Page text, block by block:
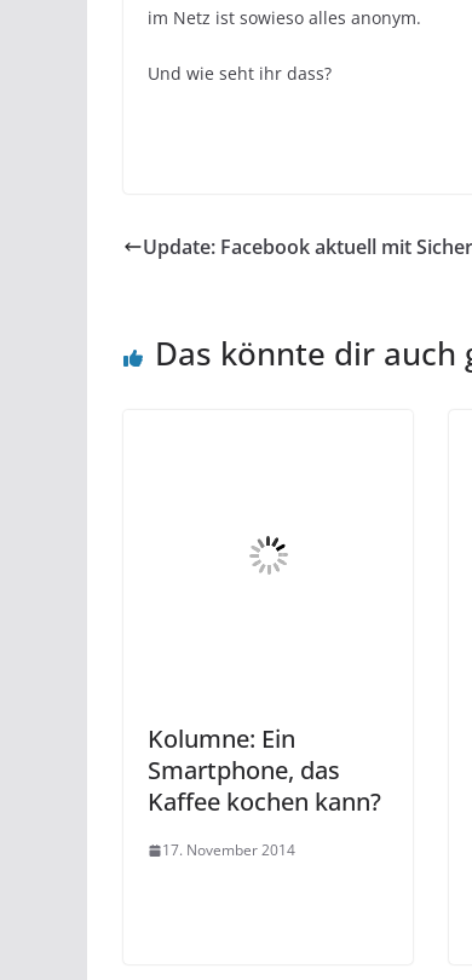
im Netz ist sowieso alles anonym.
Und wie seht ihr dass?
Update: Facebook aktuell mit
Das könnte dir auch
Kolumne: Ein
Smartphone, das
Kaffee kochen kann?
17. November 2014